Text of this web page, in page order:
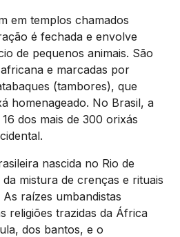
em templos chamados
é fechada e envolve
de pequenos animais. São
e marcadas por
(tambores), que
homenageado. No Brasil, a
dos mais de 300 orixás
nascida no Rio de
mistura de crenças e rituais
raízes umbandistas
religiões trazidas da África
dos bantos, e o